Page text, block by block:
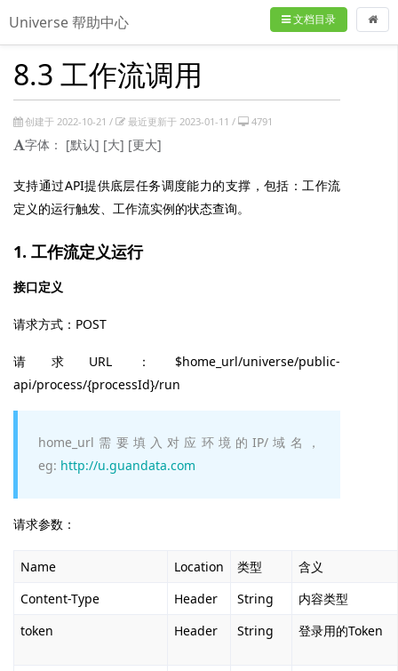
Universe 帮助中心 文档目录
8.3 工作流调用
创建于 2022-10-21 / 最近更新于 2023-01-11 / 4791
字体： [默认] [大] [更大]
支持通过API提供底层任务调度能力的支撑，包括：工作流
定义的运行触发、工作流实例的状态查询。
1. 工作流定义运行
接口定义
请求方式：POST
请求URL：$home_url/universe/public-
api/process/{processId}/run
home_url需要填入对应环境的IP/域名，
eg: http://u.guandata.com
请求参数：
Name Location 类型
含义
Content-Type
Header String
内容类型
token
Header String 登录用的Token